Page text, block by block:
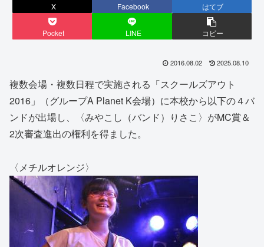
X Facebook はてブ
Pocket LINE コピー
2016.08.02 2025.08.10
複数会場・複数日程で実施される「スクールズアウト
2016」（グループA Planet K会場）に本校から以下の４バ
ンドが出場し、〈みやこし（バンド）りさこ〉がMC賞＆
2次審査進出の権利を得ました。
〈メチルオレンジ〉